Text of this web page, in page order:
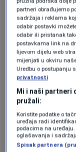
istom formatu
IFAB
za
Međunarodni
još u februaru
nadležnosti
Nova pravila
partneri obrađujemo
sadržaja i reklama
odabir postavki
odabir ili pristanak
postavkama link na
lijevom dijelu web
mijenjati u okviru
Uredbu o postupanju
privatnosti
Mi i naši partneri
pružali:
Koristite podatke o
uređaja radi
podacima na
oglašavanja i
Spisak partnera